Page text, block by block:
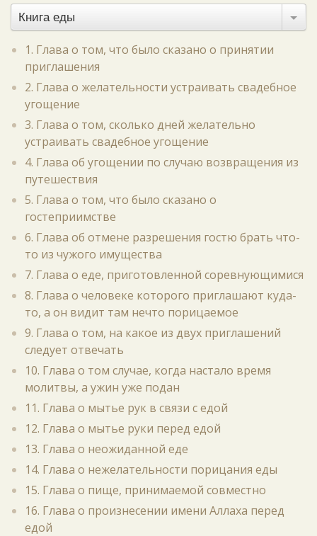
Книга еды
1. Глава о том, что было сказано о принятии
приглашения
2. Глава о желательности устраивать свадебное
угощение
3. Глава о том, сколько дней желательно
устраивать свадебное угощение
4. Глава об угощении по случаю возвращения из
путешествия
5. Глава о том, что было сказано о
гостеприимстве
6. Глава об отмене разрешения гостю брать что-
то из чужого имущества
7. Глава о еде, приготовленной соревнующимися
8. Глава о человеке которого приглашают куда-
то, а он видит там нечто порицаемое
9. Глава о том, на какое из двух приглашений
следует отвечать
10. Глава о том случае, когда настало время
молитвы, а ужин уже подан
11. Глава о мытье рук в связи с едой
12. Глава о мытье руки перед едой
13. Глава о неожиданной еде
14. Глава о нежелательности порицания еды
15. Глава о пище, принимаемой совместно
16. Глава о произнесении имени Аллаха перед
едой